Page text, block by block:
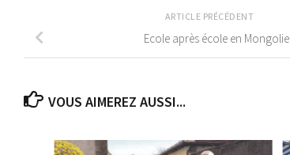
ARTICLE PRÉCÉDENT
Ecole après école en Mongolie
VOUS AIMEREZ AUSSI...